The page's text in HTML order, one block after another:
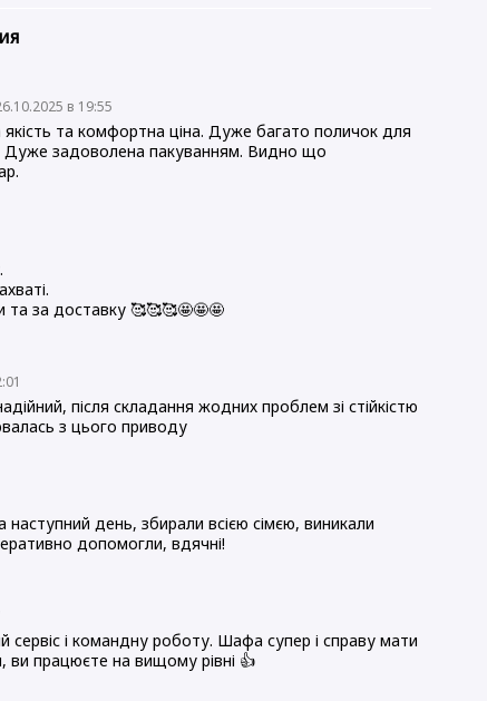
в 19:55
та комфортна ціна. Дуже багато поличок для
Дуже задоволена пакуванням. Видно що
та за доставку 🥰🥰🥰🤩🤩🤩
після складання жодних проблем зі стійкістю
з цього приводу
день, збирали всією сімєю, виникали
допомогли, вдячні!
сервіс і командну роботу. Шафа супер і справу мати
ви працюєте на вищому рівні 👍